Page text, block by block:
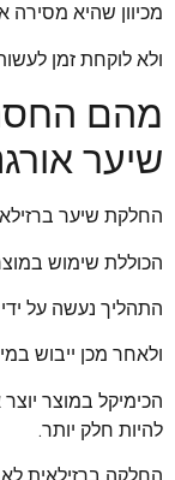
מכיוון שהיא
ולא לוקחת זמן
מהם
שיער
החלקת שיער
הכוללת שימוש
התהליך נעשה על
ולאחר מכן ייבוש
הכימיקל במוצר
להיות חלק יותר.